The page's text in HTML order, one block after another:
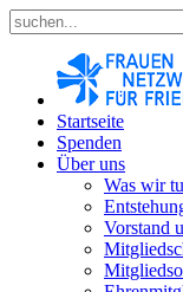
Startseite
Spenden
Über uns
Was wir
Vorstand